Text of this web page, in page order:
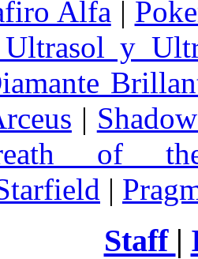
Alfa |
Ultrasol y
|
of
|
Staff |